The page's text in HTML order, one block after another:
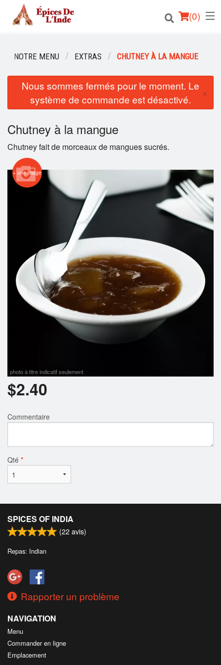
(0)
Commander en ligne
Emplacement
Connection
Inscription
NOTRE MENU EXTRAS CHUTNEY À LA MANGUE
Nous sommes fermés pour le moment. Le
système de commande est désactivé.
×
Chutney à la mangue
Chutney fait de morceaux de mangues sucrés.
+ une image
photo à titre indicatif seulement
$2.40
Commentaire
Qté *
SPICES OF INDIA
(22avis)
Repas: Indian
Rapporter un problème
NAVIGATION
Menu
Commander en ligne
Emplacement